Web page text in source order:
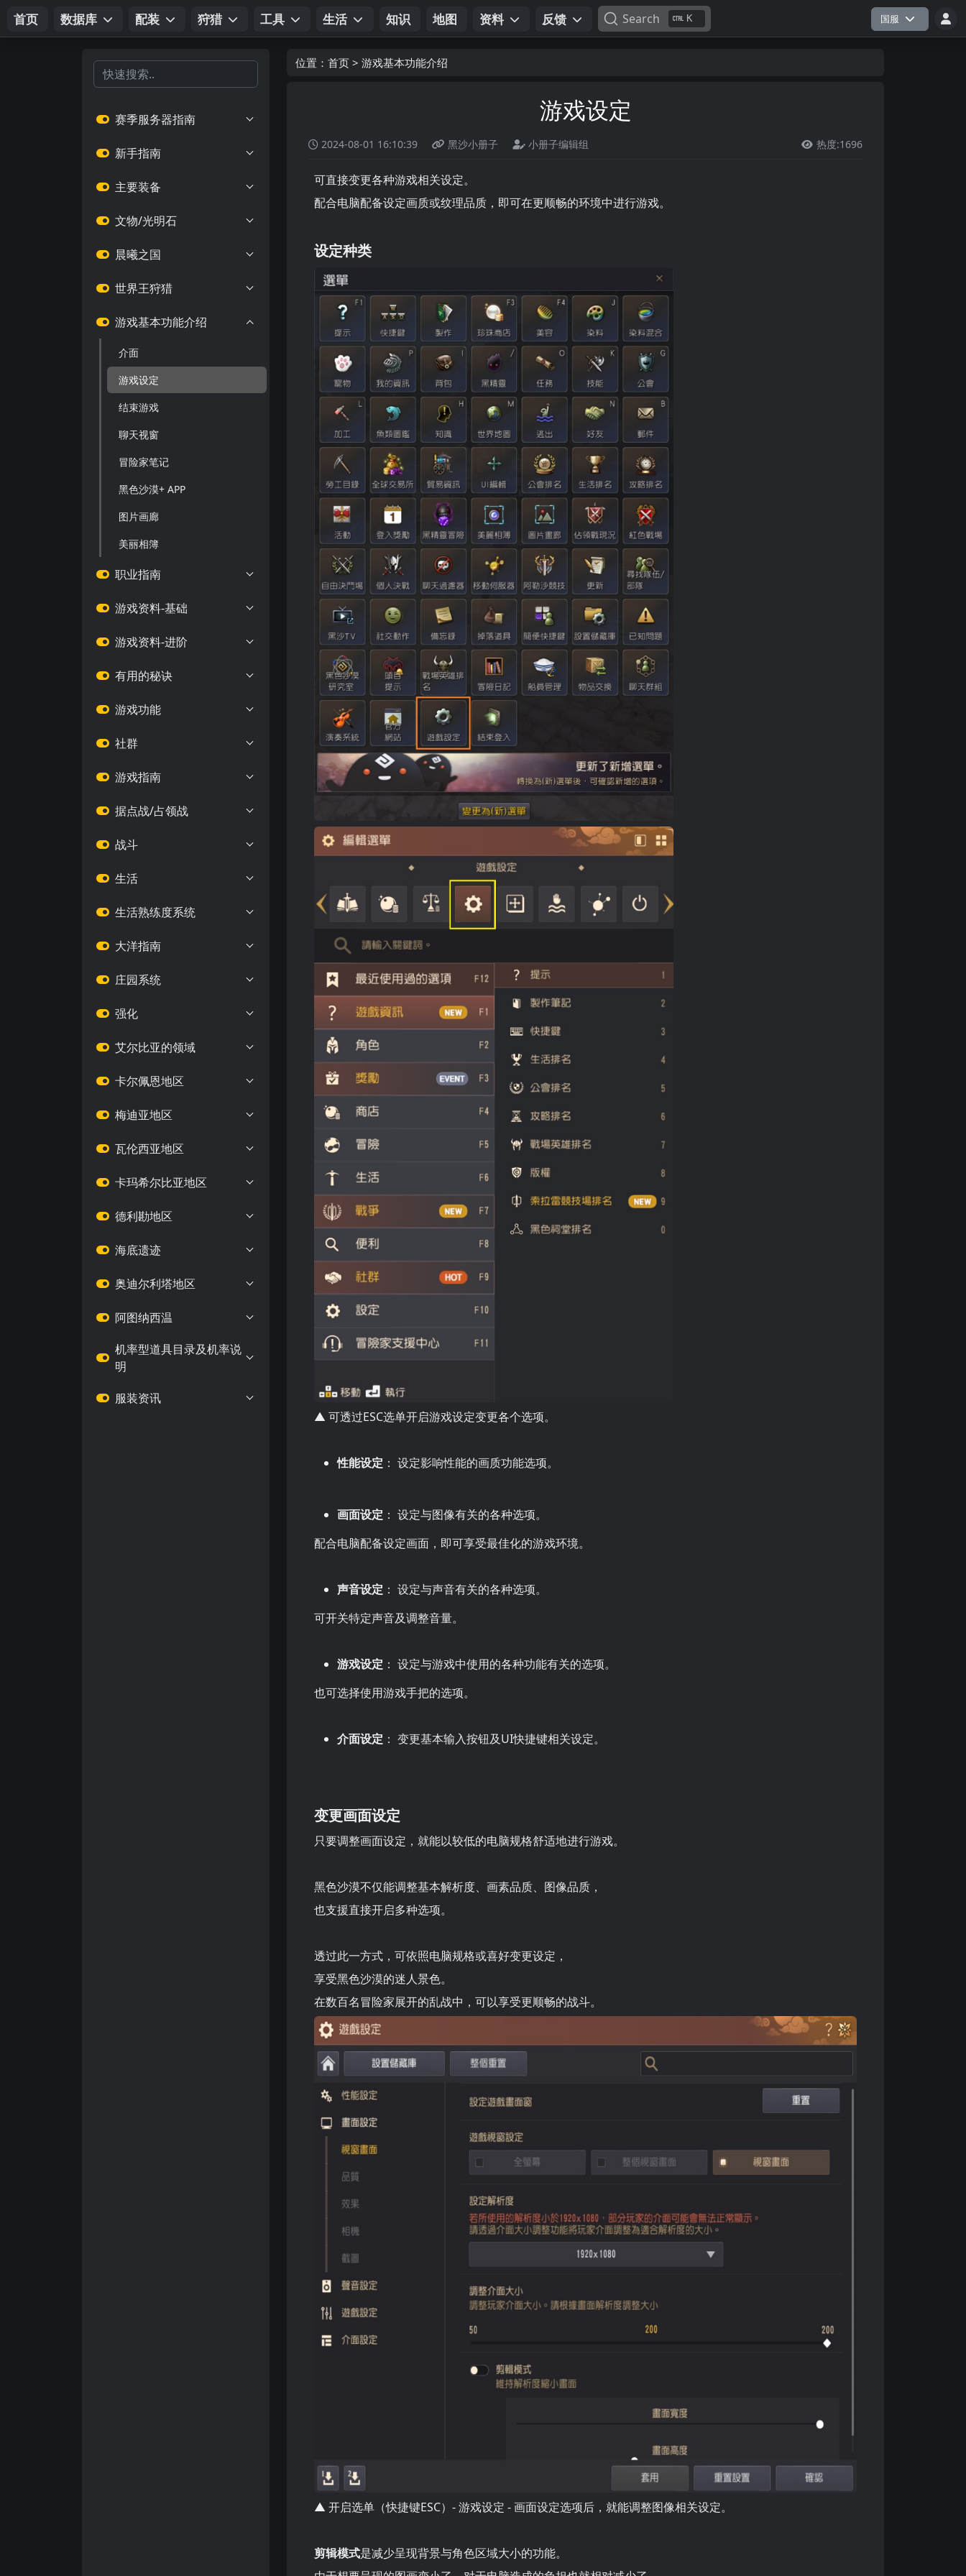
首页 数据库 配装 狩猎 工具 生活 知识 地图 资料 反馈 Search K 国服
赛季服务器指南
新手指南
主要装备
文物/光明石
晨曦之国
世界王狩猎
游戏基本功能介绍
介面
游戏设定
结束游戏
聊天视窗
冒险家笔记
黑色沙漠+ APP
图片画廊
美丽相簿
职业指南
游戏资料-基础
游戏资料-进阶
有用的秘诀
游戏功能
社群
游戏指南
据点战/占领战
战斗
生活
生活熟练度系统
大洋指南
庄园系统
强化
艾尔比亚的领域
卡尔佩恩地区
梅迪亚地区
瓦伦西亚地区
卡玛希尔比亚地区
德利勘地区
海底遗迹
奥迪尔利塔地区
阿图纳西温
机率型道具目录及机率说
明
服装资讯
位置： 首页 > 游戏基本功能介绍
游戏设定
2024-08-01 16:10:39 黑沙小册子 小册子编辑组  热度:1696
可直接变更各种游戏相关设定。
配合电脑配备设定画质或纹理品质，即可在更顺畅的环境中进行游戏。
设定种类
▲ 可透过ESC选单开启游戏设定变更各个选项。
性能设定 ： 设定影响性能的画质功能选项。
画面设定 ： 设定与图像有关的各种选项。
配合电脑配备设定画面，即可享受最佳化的游戏环境。
声音设定 ： 设定与声音有关的各种选项。
可开关特定声音及调整音量。
游戏设定 ： 设定与游戏中使用的各种功能有关的选项。
也可选择使用游戏手把的选项。
介面设定 ： 变更基本输入按钮及UI快捷键相关设定。
变更画面设定
只要调整画面设定，就能以较低的电脑规格舒适地进行游戏。
黑色沙漠不仅能调整基本解析度、画素品质、图像品质，
也支援直接开启多种选项。
透过此一方式，可依照电脑规格或喜好变更设定，
享受黑色沙漠的迷人景色。
在数百名冒险家展开的乱战中，可以享受更顺畅的战斗。
▲ 开启选单（快捷键ESC）- 游戏设定 - 画面设定选项后，就能调整图像相关设定。
剪辑模式是减少呈现背景与角色区域大小的功能。